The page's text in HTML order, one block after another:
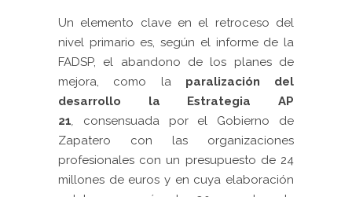
Un elemento clave en el retroceso del
nivel primario es, según el informe de la
FADSP, el abandono de los planes de
mejora, como la paralización del
desarrollo la Estrategia AP
21, consensuada por el Gobierno de
Zapatero con las organizaciones
profesionales con un presupuesto de 24
millones de euros y en cuya elaboración